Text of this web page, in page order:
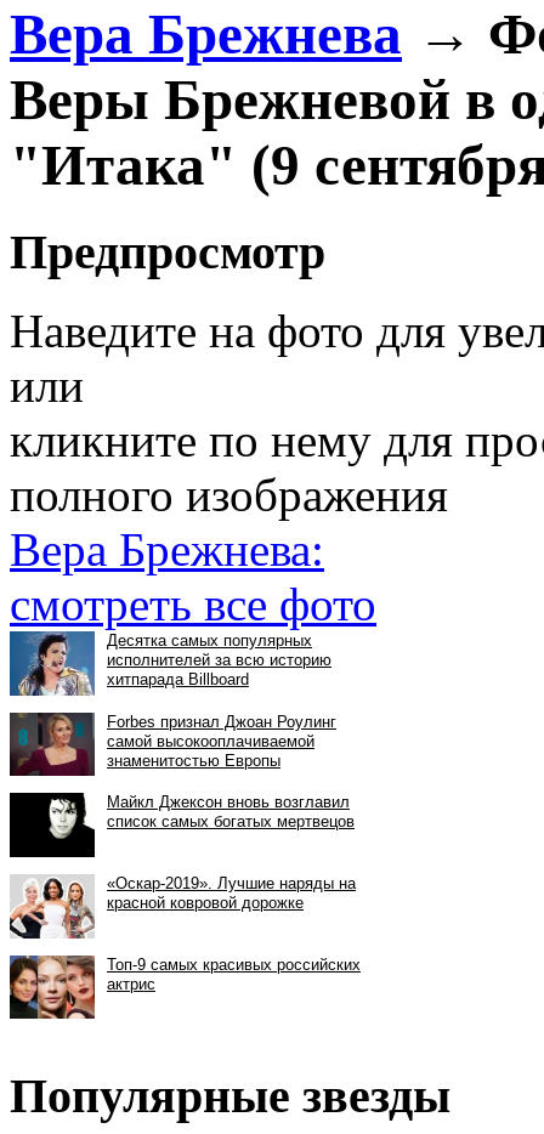
Вера Брежнева →
Веры Брежневой в
"Итака" (9
Предпросмотр
Наведите на фото для
или
кликните по нему для
полного изображения
Вера Брежнева:
смотреть все фото
Популярные звезды